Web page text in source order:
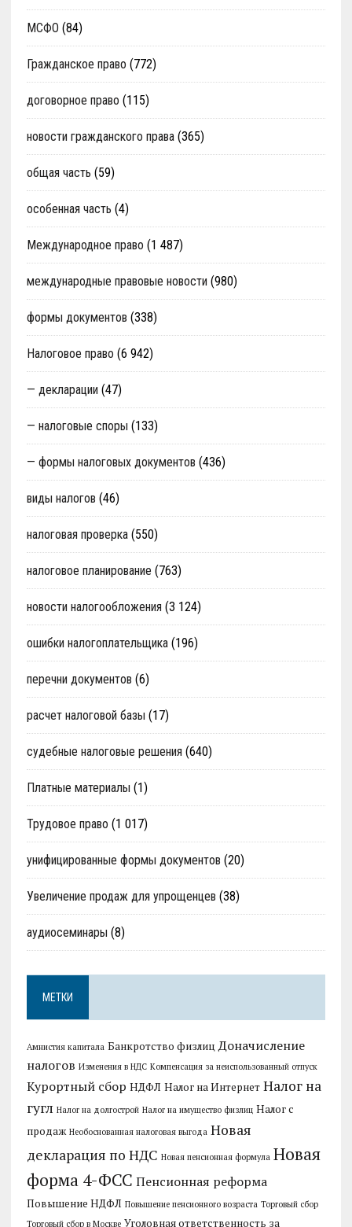
МСФО (84)
Гражданское право (772)
договорное право (115)
новости гражданского права(365)
общая часть (59)
особенная часть (4)
Международное право (1 487)
международные правовые новости (980)
формы документов (338)
Налоговое право (6 942)
— декларации (47)
— налоговые споры (133)
— формы налоговых документов (436)
виды налогов (46)
налоговая проверка(550)
налоговое планирование (763)
новости налогообложения (3 124)
ошибки налогоплательщика(196)
перечни документов (6)
расчет налоговой базы (17)
судебные налоговые решения (640)
Платные материалы (1)
Трудовое право (1 017)
унифицированные формы документов (20)
Увеличение продаж для упрощенцев (38)
аудиосеминары (8)
МЕТКИ
Амнистия капитала Банкротство физлиц Доначисление
налогов Изменения в НДС Компенсация за неиспользованный отпуск
Курортный сбор НДФЛ Налог на Интернет Налог на
гугл Налог на долгострой Налог на имущество физлиц Налог с
продаж Необоснованная налоговая выгода Новая
декларация по НДС Новая пенсионная формула Новая
форма 4-ФСС Пенсионная реформа
Повышение НДФЛ Повышение пенсионного возраста Торговый сбор
Торговый сбор в Москве Уголовная ответственность за